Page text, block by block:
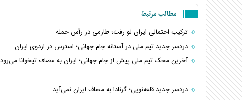
مطالب مرتبط
ترکیب احتمالی ایران لو رفت؛ طارمی در رأس حمله
دردسر جدید تیم ملی در آستانه جام جهانی؛ استرس در اردوی ایران
آخرین محک تیم ملی پیش از جام جهانی؛ ایران به مصاف تیخوانا می‌رود
دردسر جدید قلعه‌نویی؛ گرنادا به مصاف ایران نمی‌آید